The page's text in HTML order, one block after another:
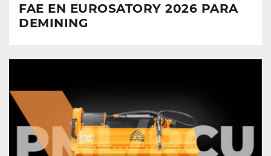
FAE EN EUROSATORY 2026 PARA
DEMINING